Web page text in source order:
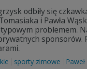
odbiły się
i Pawła
problemem.
sponsorów.
sporty zimowe